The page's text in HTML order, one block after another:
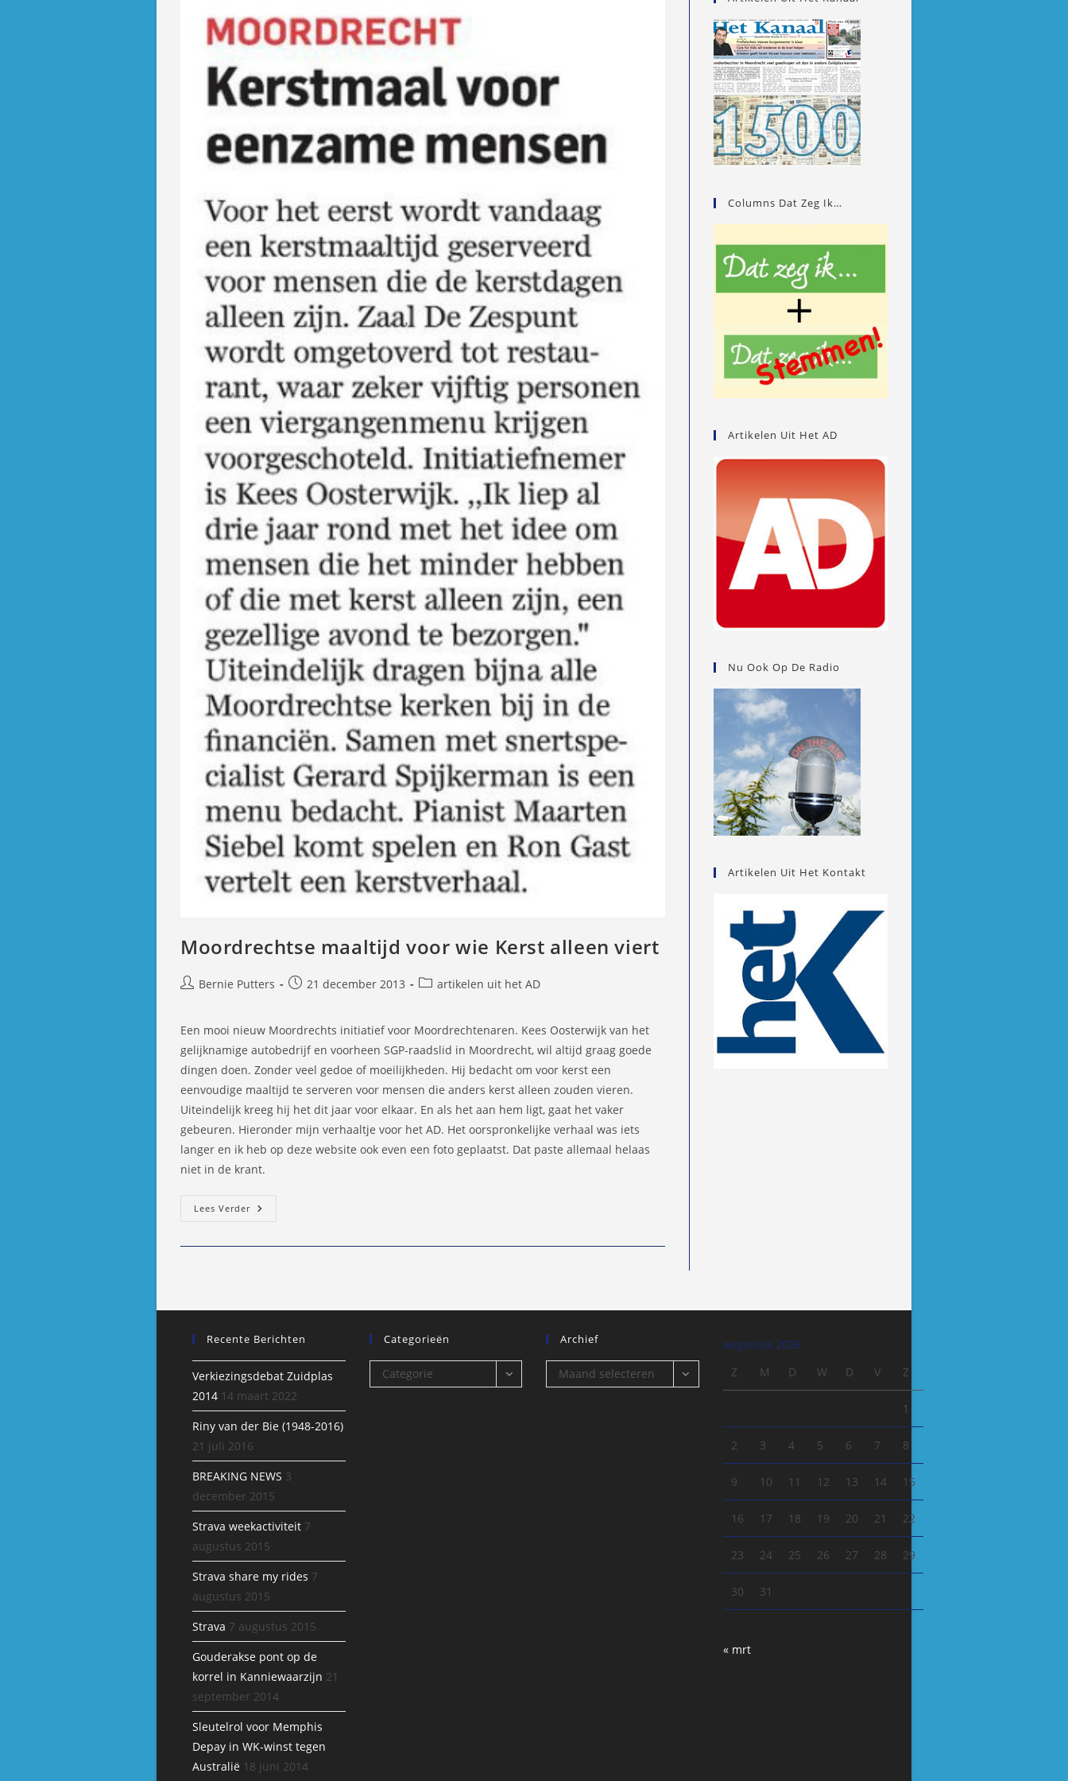
Moordrechtse maaltijd voor wie Kerst alleen viert
BerichtBernie Putters
Bericht21 december 2013 Berichtcategorie:
artikelen uit het AD
Een mooi nieuw Moordrechts initiatief voor Moordrechtenaren. Kees Oosterwijk van het
gelijknamige autobedrijf en voorheen SGP-raadslid in Moordrecht, wil altijd graag goede
dingen doen. Zonder veel gedoe of moeilijkheden. Hij bedacht om voor kerst een
eenvoudige maaltijd te serveren voor mensen die anders kerst alleen zouden vieren.
Uiteindelijk kreeg hij het dit jaar voor elkaar. En als het aan hem ligt, gaat het vaker
gebeuren. Hieronder mijn verhaaltje voor het AD. Het oorspronkelijke verhaal was iets
langer en ik heb op deze website ook even een foto geplaatst. Dat paste allemaal helaas
niet in de krant.
Lees VerderMoordrechtse
Columns Dat Zeg Ik…
Artikelen Uit Het AD
Nu Ook Op De Radio
Artikelen Uit Het Kontakt
Recente Berichten
Verkiezingsdebat Zuidplas
2014 14 maart 2022
Riny van der Bie (1948-2016)
21 juli 2016
BREAKING NEWS 3
december 2015
Strava weekactiviteit 7
augustus 2015
Strava share my rides 7
augustus 2015
Strava 7 augustus 2015
Gouderakse pont op de
korrel in Kanniewaarzijn 21
september 2014
Sleutelrol voor Memphis
Depay in WK-winst tegen
Australië 18 juni 2014
Categorieën
Categorieën
Categorie
Archief
Archief
Maand selecteren
augustus 2026
Z
M D W D V Z
1
2 3 4 5 6 7 8
9 10 11 12 13 14 15
16 17 18 19 20 21 22
23 24 25 26 27 28 29
30 31
« mrt